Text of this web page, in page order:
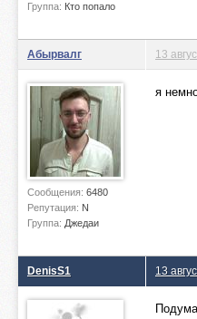
Группа: Кто попало
Абырвалг
Сообщения: 6480
Репутация: N
Группа: Джедаи
13
я
DenisS1 13